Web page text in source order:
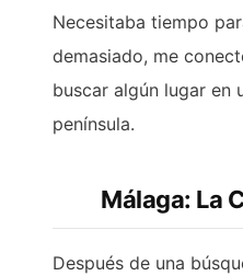
Necesitaba tiempo
demasiado, me
buscar algún lugar en
península.
Málaga: La
Después de una